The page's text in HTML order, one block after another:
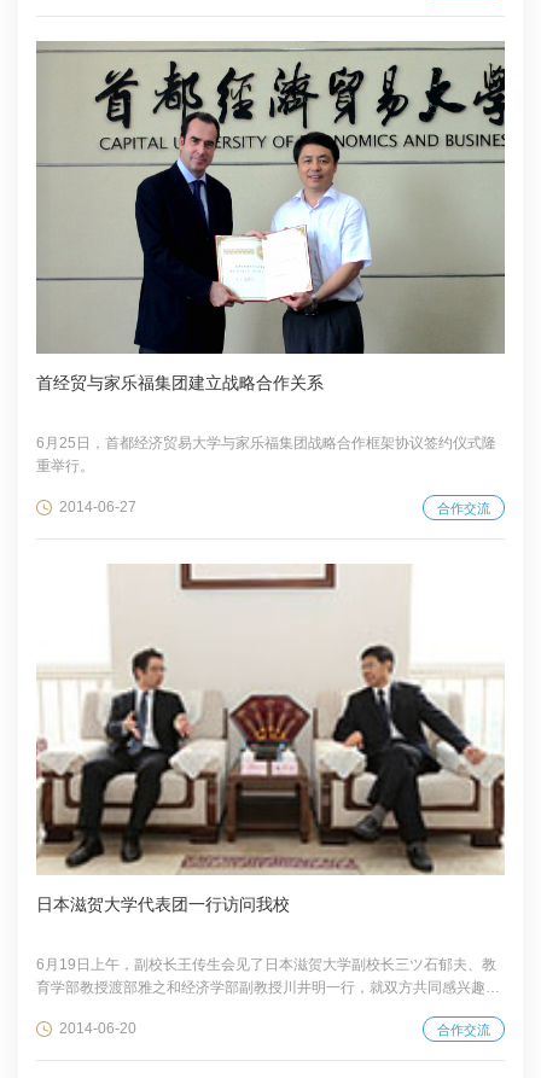
首经贸与家乐福集团建立战略合作关系
6月25日，首都经济贸易大学与家乐福集团战略合作框架协议签约仪式隆
重举行。
合作交流
2014-06-27
日本滋贺大学代表团一行访问我校
6月19日上午，副校长王传生会见了日本滋贺大学副校长三ツ石郁夫、教
育学部教授渡部雅之和经济学部副教授川井明一行，就双方共同感兴趣的
杨全社、经济学院副教授杜军、国际合作交流处项目主管雷静等一同参加
合作交流
2014-06-20